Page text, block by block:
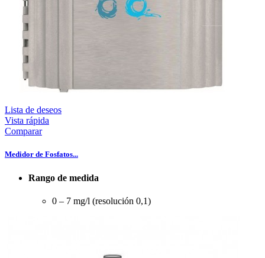
Lista de deseos
Vista rápida
Comparar
Medidor de Fosfatos...
Rango de medida
0 – 7 mg/l (resolución 0,1)